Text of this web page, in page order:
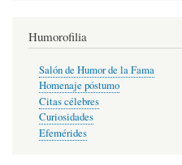
Humorofilia
Salón de Humor de la Fama
Homenaje póstumo
Citas célebres
Curiosidades
Efemérides